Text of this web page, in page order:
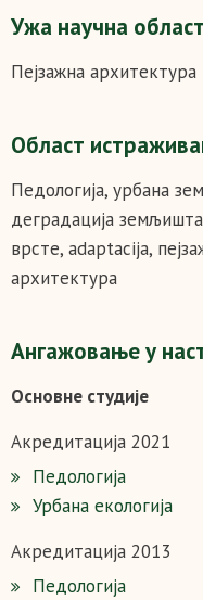
Ужа научна област
Пејзажна
Област
Педологија, урбана
деградација
врсте, adaptacija,
архитектура
Ангажовање у
Основне студије
Акредитација 2021
Педологија
Урбана екологија
Акредитација 2013
Педологија